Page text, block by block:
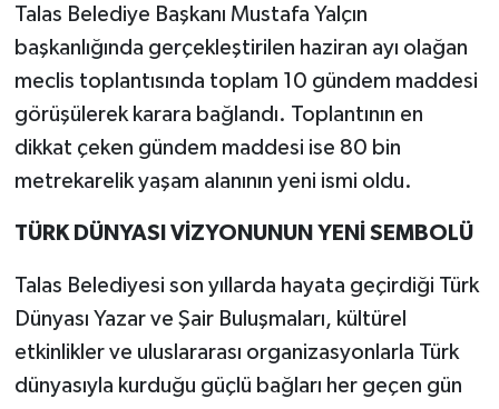
Talas Belediye Başkanı Mustafa Yalçın
başkanlığında gerçekleştirilen haziran ayı olağan
meclis toplantısında toplam 10 gündem maddesi
görüşülerek karara bağlandı. Toplantının en
dikkat çeken gündem maddesi ise 80 bin
metrekarelik yaşam alanının yeni ismi oldu.
TÜRK DÜNYASI VİZYONUNUN YENİ SEMBOLÜ
Talas Belediyesi son yıllarda hayata geçirdiği Türk
Dünyası Yazar ve Şair Buluşmaları, kültürel
etkinlikler ve uluslararası organizasyonlarla Türk
dünyasıyla kurduğu güçlü bağları her geçen gün